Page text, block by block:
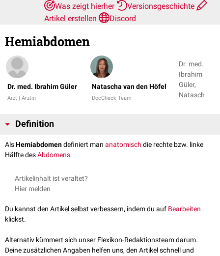
Was zeigt hierher
Versionsgeschichte
Artikel erstellen
Discord
Hemiabdomen
Dr. med. Ibrahim Güler
Arzt | Ärztin
Natascha van den Höfel
DocCheck Team
Dr. med.
Ibrahim
Güler,
Natascha
Definition
AlsHemiabdomendefiniert man anatomisch die rechte bzw. linke
Hälfte desAbdomens.
Artikelinhalt ist veraltet?
Hier melden
Du kannst den Artikel selbst verbessern, indem du auf Bearbeiten
klickst.
Alternativ kümmert sich unser Flexikon-Redaktionsteam darum.
Deine zusätzlichen Angaben helfen uns, den Artikel schnell und